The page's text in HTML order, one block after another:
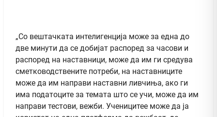
„Со вештачката интелигенција може за една до
две минути да се добијат распоред за часови и
распоред на наставници, може да им ги средува
сметководствените потреби, на наставниците
може да им направи наставни ливчиња, ако ги
има податоците за темата што се учи, може да им
направи тестови, вежби. Ученицитее може да ја